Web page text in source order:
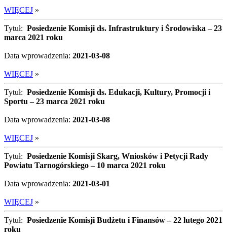
WIĘCEJ »
Tytuł: Posiedzenie Komisji ds. Infrastruktury i Środowiska – 23
marca 2021 roku
Data wprowadzenia: 2021-03-08
WIĘCEJ »
Tytuł: Posiedzenie Komisji ds. Edukacji, Kultury, Promocji i
Sportu – 23 marca 2021 roku
Data wprowadzenia: 2021-03-08
WIĘCEJ »
Tytuł: Posiedzenie Komisji Skarg, Wniosków i Petycji Rady
Powiatu Tarnogórskiego – 10 marca 2021 roku
Data wprowadzenia: 2021-03-01
WIĘCEJ »
Tytuł: Posiedzenie Komisji Budżetu i Finansów – 22 lutego 2021
roku